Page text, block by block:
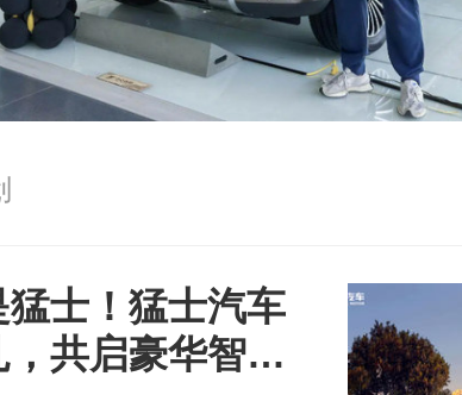
士！猛士汽车
共启豪华智能